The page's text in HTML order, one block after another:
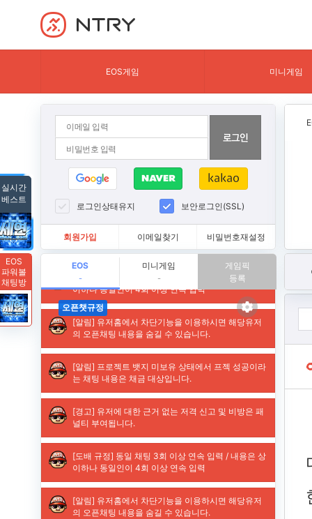
NTRY
EOS게임 미니게임
로그인상태유지 보안로그인(SSL)
회원가입 이메일찾기 비밀번호재설정
EOS
-
미니게임
-
게임픽
등록
실시간
베스트
EOS
파워볼
채팅방